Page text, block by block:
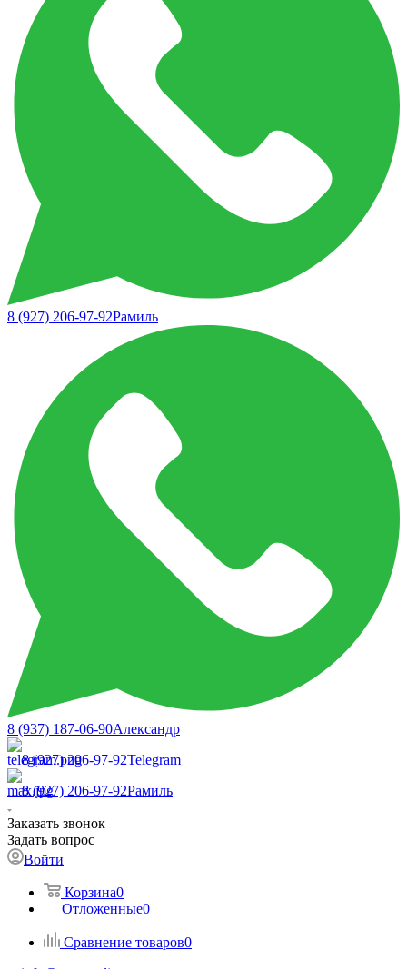
8 (927) 206-97-92Рамиль
8 (937) 187-06-90Александр
8 (927) 206-97-92Telegram
8 (927) 206-97-92Рамиль
Заказать звонок
Задать вопрос
Войти
Корзина0
Отложенные0
Сравнение товаров0